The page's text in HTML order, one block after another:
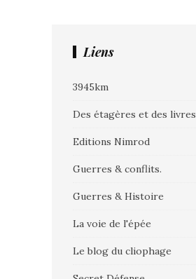
Liens
3945km
Des étagères et des livres
Editions Nimrod
Guerres & conflits.
Guerres & Histoire
La voie de l'épée
Le blog du cliophage